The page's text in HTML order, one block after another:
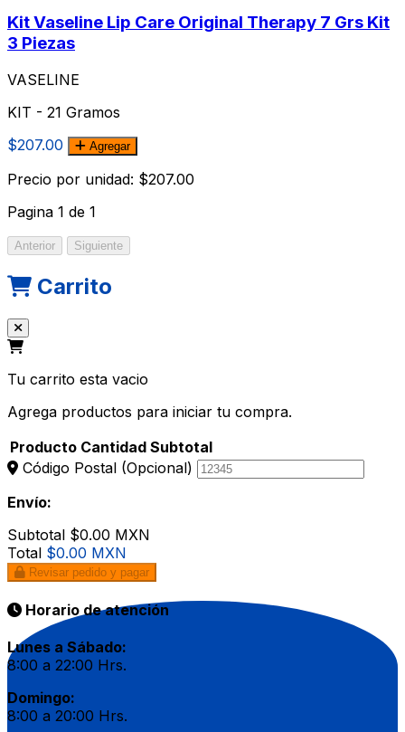
Kit Vaseline Lip Care Original Therapy 7 Grs Kit
3 Piezas
VASELINE
KIT - 21 Gramos
$207.00
Agregar
Precio por unidad: $207.00
Pagina 1 de 1
Anterior Siguiente
Carrito
Tu carrito esta vacio
Agrega productos para iniciar tu compra.
Producto Cantidad Subtotal
Código Postal (Opcional)
Envío:
Subtotal $0.00 MXN
Total $0.00 MXN
Revisar pedido y pagar
Horario de atención
Lunes a Sábado:
8:00 a 22:00 Hrs.
Domingo:
8:00 a 20:00 Hrs.